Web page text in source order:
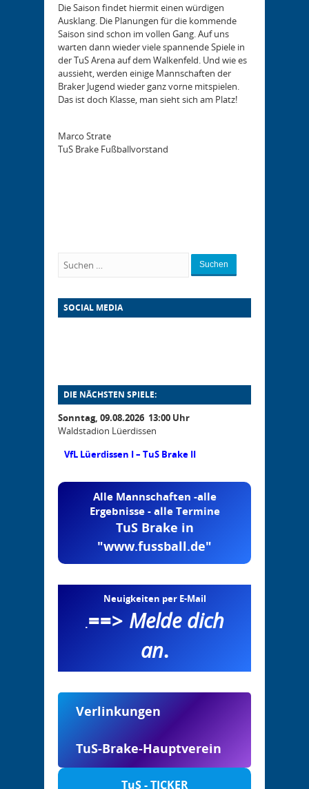
Die Saison findet hiermit einen würdigen
Ausklang. Die Planungen für die kommende
Saison sind schon im vollen Gang. Auf uns
warten dann wieder viele spannende Spiele in
der TuS Arena auf dem Walkenfeld. Und wie es
aussieht, werden einige Mannschaften der
Braker Jugend wieder ganz vorne mitspielen.
Das ist doch Klasse, man sieht sich am Platz!
Marco Strate
TuS Brake Fußballvorstand
Suchen
SOCIAL MEDIA
DIE NÄCHSTEN SPIELE:
Sonntag, 09.08.2026 13:00 Uhr
Waldstadion Lüerdissen
VfL Lüerdissen I – TuS Brake II
Alle Mannschaften -alle
Ergebnisse - alle Termine
TuS Brake in
"www.fussball.de"
Neuigkeiten per E-Mail
.==> Melde dich
an.
Verlinkungen
TuS-Brake-Hauptverein
TuS - TICKER